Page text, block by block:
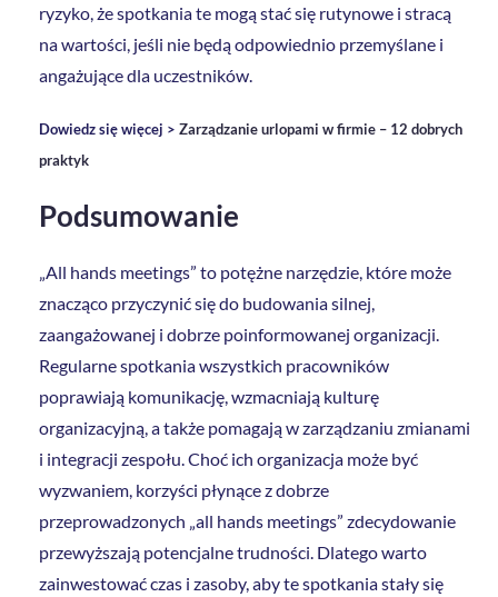
ryzyko, że spotkania te mogą stać się rutynowe i stracą
na wartości, jeśli nie będą odpowiednio przemyślane i
angażujące dla uczestników.
Dowiedz się więcej > Zarządzanie urlopami w firmie – 12 dobrych
praktyk
Podsumowanie
„All hands meetings” to potężne narzędzie, które może
znacząco przyczynić się do budowania silnej,
zaangażowanej i dobrze poinformowanej organizacji.
Regularne spotkania wszystkich pracowników
poprawiają komunikację, wzmacniają kulturę
organizacyjną, a także pomagają w zarządzaniu zmianami
i integracji zespołu. Choć ich organizacja może być
wyzwaniem, korzyści płynące z dobrze
przeprowadzonych „all hands meetings” zdecydowanie
przewyższają potencjalne trudności. Dlatego warto
zainwestować czas i zasoby, aby te spotkania stały się